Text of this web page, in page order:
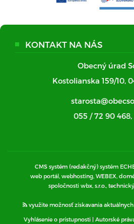
KONTAKT NA NÁS
Obecný úrad
Kostolianska 159/10,
055 / 72 90 468,
CMS systém (redakčný) systém
web portál, webhosting, WEBEX,
spoločnosti wbx, s.r.o.,
využite možnosť získavania
Vyhlásenie o prístupnosti | Autorské